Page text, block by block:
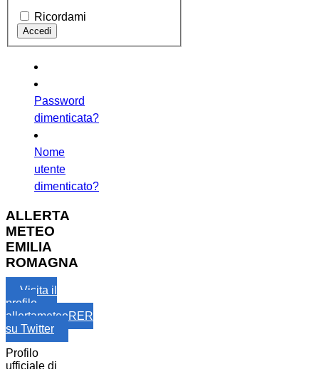
Ricordami
Password
dimenticata?
Nome
utente
dimenticato?
ALLERTA
METEO
EMILIA
ROMAGNA
Visita il
profilo
allertameteoRER
su Twitter
Profilo
ufficiale di